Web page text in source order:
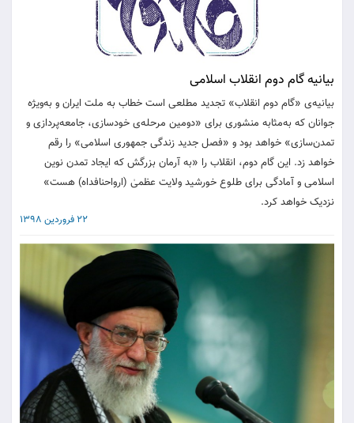
بیانیه گام دوم انقلاب اسلامی
بیانیه‌ی «گام دوم انقلاب» تجدید مطلعی است خطاب به ملت ایران و به‌ویژه
جوانان که به‌مثابه منشوری برای «دومین مرحله‌ی خودسازی، جامعه‌پردازی و
تمدن‌سازی» خواهد بود و «فصل جدید زندگی جمهوری اسلامی» را رقم
خواهد زد. این گام دوم، انقلاب را «به آرمان بزرگش که ایجاد تمدن نوین
اسلامی و آمادگی برای طلوع خورشید ولایت عظمیٰ (ارواحنافداه) هست»
نزدیک خواهد کرد.
22 فروردین 1398